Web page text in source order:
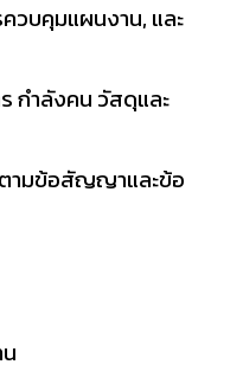
วบคุมแผนงาน, และ
กำลังคน วัสดุและ
ตามข้อสัญญาและข้อ